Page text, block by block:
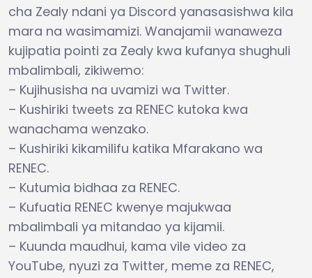
cha Zealy ndani ya Discord yanasasishwa kila
mara na wasimamizi. Wanajamii wanaweza
kujipatia pointi za Zealy kwa kufanya shughuli
mbalimbali, zikiwemo:
– Kujihusisha na uvamizi wa Twitter.
– Kushiriki tweets za RENEC kutoka kwa
wanachama wenzako.
– Kushiriki kikamilifu katika Mfarakano wa
RENEC.
– Kutumia bidhaa za RENEC.
– Kufuatia RENEC kwenye majukwaa
mbalimbali ya mitandao ya kijamii.
– Kuunda maudhui, kama vile video za
YouTube, nyuzi za Twitter, meme za RENEC,